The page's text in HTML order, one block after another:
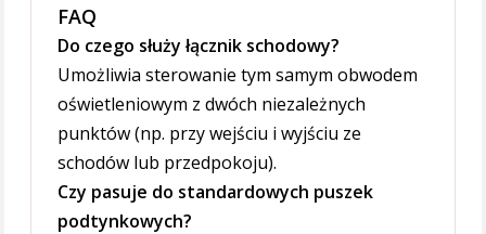
FAQ
Do czego służy łącznik schodowy?
Umożliwia sterowanie tym samym obwodem
oświetleniowym z dwóch niezależnych
punktów (np. przy wejściu i wyjściu ze
schodów lub przedpokoju).
Czy pasuje do standardowych puszek
podtynkowych?